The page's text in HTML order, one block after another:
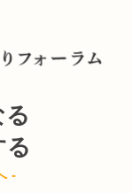
-